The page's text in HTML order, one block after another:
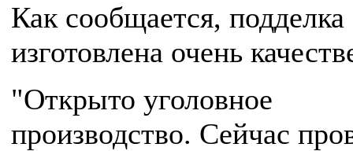
Как сообщается,
изготовлена очень
"Открыто уголовное
производство. Сейчас